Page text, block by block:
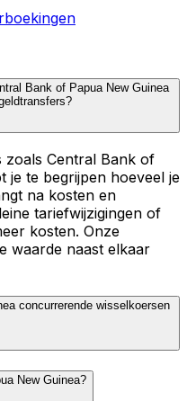
Bank of Papua New Guinea
zoals Central Bank of
je te begrijpen hoeveel je
na kosten en
tariefwijzigingen of
kosten. Onze
waarde naast elkaar
concurrerende wisselkoersen
New Guinea?